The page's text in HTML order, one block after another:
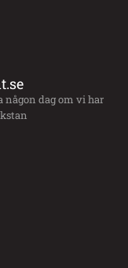
någon dag om vi har